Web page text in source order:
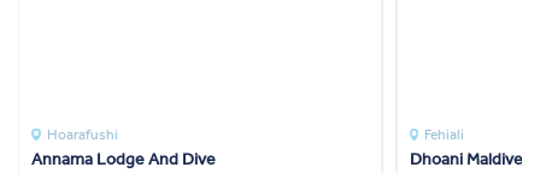
Hoarafushi
Annama Lodge And Dive
Fehiali
Dhoani Maldives